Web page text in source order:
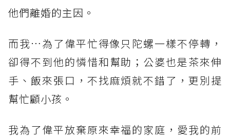
他們離婚的主因。
而我…為了偉平忙得像只陀螺一樣不停轉，
卻得不到他的憐惜和幫助；公婆也是茶來伸
手、飯來張口，不找麻煩就不錯了，更別提
幫忙顧小孩。
我為了偉平放棄原來幸福的家庭，愛我的前